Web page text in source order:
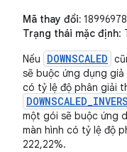
Mã thay đổi:
Trạng thái mặc định:
Nếu
DOWNSCALED
sẽ buộc ứng dụng
có tỷ lệ độ phân giải
một gói sẽ buộc ứng
màn hình có tỷ lệ độ
222,22%.